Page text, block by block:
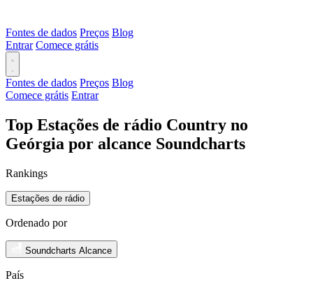
Fontes de dados Preços Blog
Entrar Comece grátis
Fontes de dados Preços Blog
Comece grátis Entrar
Top Estações de rádio Country no
Geórgia por alcance Soundcharts
Rankings
Estações de rádio
Ordenado por
Soundcharts Alcance
País